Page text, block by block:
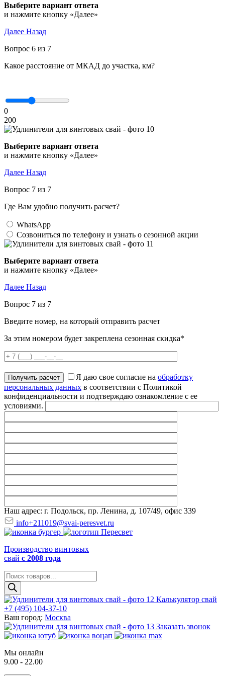
Выберите вариант ответа
и нажмите кнопку «Далее»
Далее Назад
Вопрос 6 из 7
Какое расстояние от МКАД до участка, км?
0
200
Выберите вариант ответа
и нажмите кнопку «Далее»
Далее Назад
Вопрос 7 из 7
Где Вам удобно получить расчет?
WhatsApp
Созвониться по телефону и узнать о сезонной акции
Выберите вариант ответа
и нажмите кнопку «Далее»
Далее Назад
Вопрос 7 из 7
Введите номер, на который отправить расчет
За этим номером будет закреплена сезонная скидка*
Я даю свое согласие на обработку
персональных данных в соответствии с Политикой
конфиденциальности и подтверждаю ознакомление с ее
условиями.
Наш адрес: г. Подольск, пр. Ленина, д. 107/49, офис 339
info+211019@svai-peresvet.ru
Производство винтовых
свай с 2008 года
Поиск
товаров
Калькулятор свай
+7 (495) 104-37-10
Ваш город: Москва
Заказать звонок
Мы онлайн
9.00 - 22.00